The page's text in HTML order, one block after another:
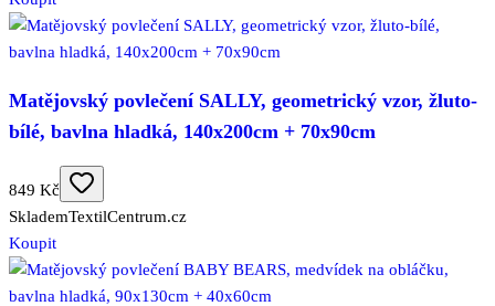
Matějovský povlečení SALLY, geometrický vzor, žluto-
bílé, bavlna hladká, 140x200cm + 70x90cm
849 Kč
SklademTextilCentrum.cz
Koupit